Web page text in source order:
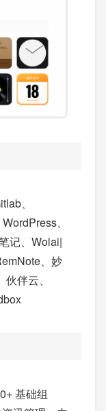
、
、
记、Wolai|
、妙
伴云、
基础组